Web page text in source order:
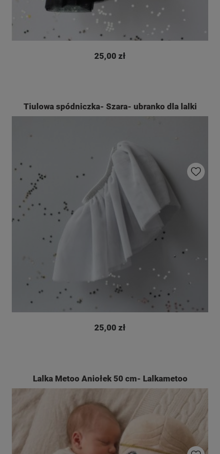
25,00 zł
Tiulowa spódniczka- Szara- ubranko dla lalki
25,00 zł
Do
Lalka Metoo Aniołek 50 cm- Lalkametoo